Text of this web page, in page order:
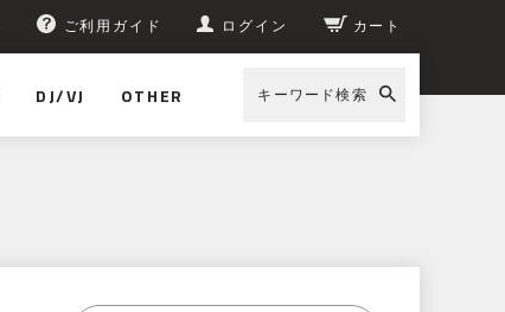
ご利用ガイド ログイン カート
DJ/VJ OTHER キーワード検索